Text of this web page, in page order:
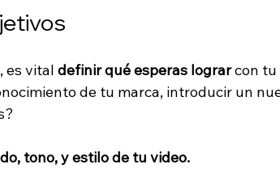
es vital definir qué esperas lograr con tu
de tu marca, introducir un
tono, y estilo de tu video.